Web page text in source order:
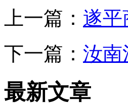
上一篇： 遂平
下一篇： 汝南
最新文章